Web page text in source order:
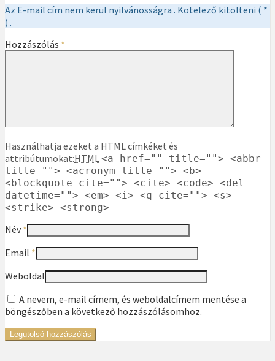
Az E-mail cím nem kerül nyilvánosságra . Kötelező kitölteni ( *
) .
Hozzászólás *
Használhatja ezeket a HTML címkéket és
attribútumokat:HTML<a href="" title=""> <abbr
title=""> <acronym title=""> <b>
<blockquote cite=""> <cite> <code> <del
datetime=""> <em> <i> <q cite=""> <s>
<strike> <strong>
Név*
Email *
Weboldal
A nevem, e-mail címem, és weboldalcímem mentése a
böngészőben a következő hozzászólásomhoz.